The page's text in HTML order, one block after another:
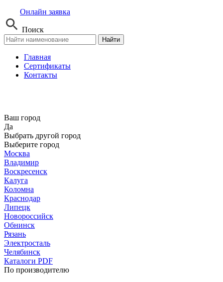
Онлайн заявка
Поиск
Найти
Главная
Сертификаты
Контакты
Ваш город
Да
Выбрать другой город
Выберите город
Москва
Владимир
Воскресенск
Калуга
Коломна
Краснодар
Липецк
Новороссийск
Обнинск
Рязань
Электросталь
Челябинск
Каталоги PDF
По производителю